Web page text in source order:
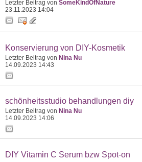
Letzter Beitrag von SomeKindOfNature
23.11.2023 14:04
Konservierung von DIY-Kosmetik
Letzter Beitrag von Nina Nu
14.09.2023 14:43
schönheitsstudio behandlungen diy
Letzter Beitrag von Nina Nu
14.09.2023 14:06
DIY Vitamin C Serum bzw Spot-on